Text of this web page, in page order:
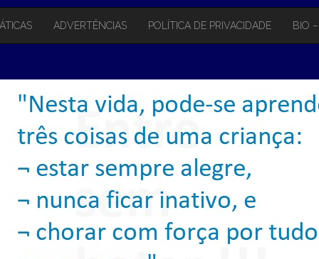
ADVERTÊNCIAS POLÍTICA DE PRIVACIDADE BIO